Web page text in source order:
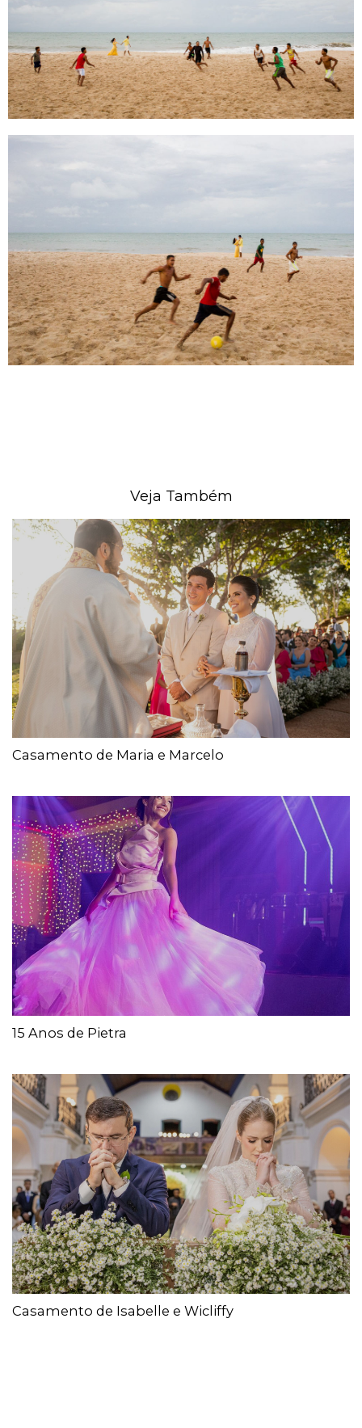
Veja Também
Casamento de Maria e Marcelo
15 Anos de Pietra
Casamento de Isabelle e Wicliffy